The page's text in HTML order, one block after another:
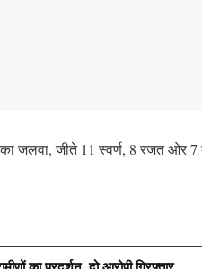
जलवा, जीते 11 स्वर्ण, 8 रजत ओर